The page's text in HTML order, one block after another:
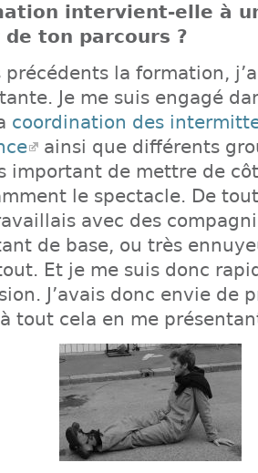
intervient-elle à
ton parcours ?
précédents la formation,
Je me suis engagé
coordination des
ainsi que différents
important de mettre de
le spectacle. De
avec des
de base, ou très
Et je me suis donc
J’avais donc envie de
tout cela en me